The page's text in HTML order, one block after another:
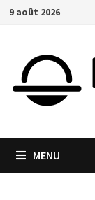
Passer
9 août 2026
MENU